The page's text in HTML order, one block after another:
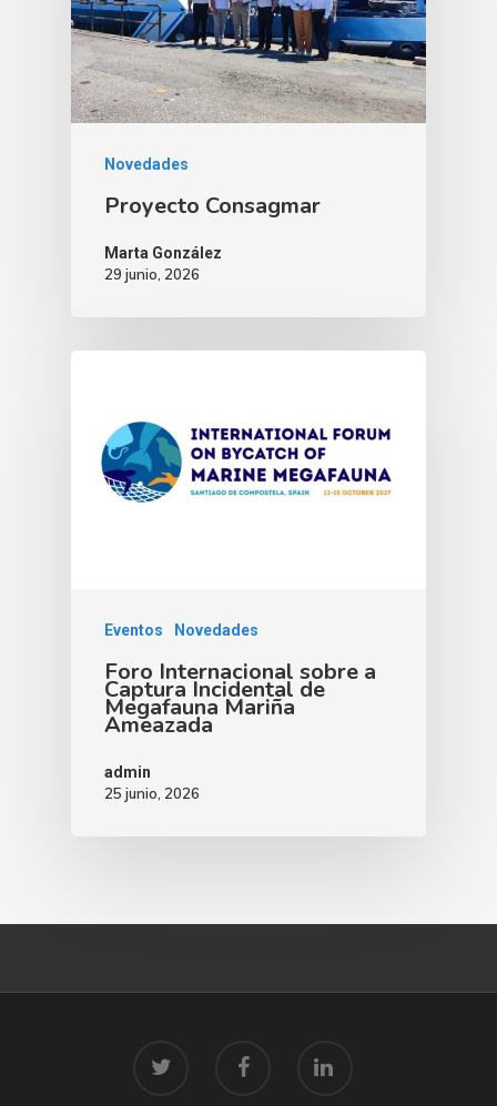
Novedades
Proyecto Consagmar
Marta González
29 junio, 2026
Eventos Novedades
Foro Internacional sobre a
Captura Incidental de
Megafauna Mariña
Ameazada
admin
25 junio, 2026